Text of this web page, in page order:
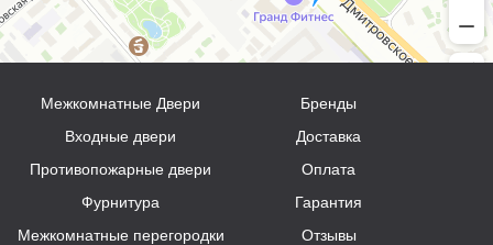
Межкомнатные Двери
Входные двери
Противопожарные двери
Фурнитура
Межкомнатные перегородки
Бренды
Доставка
Оплата
Гарантия
Отзывы